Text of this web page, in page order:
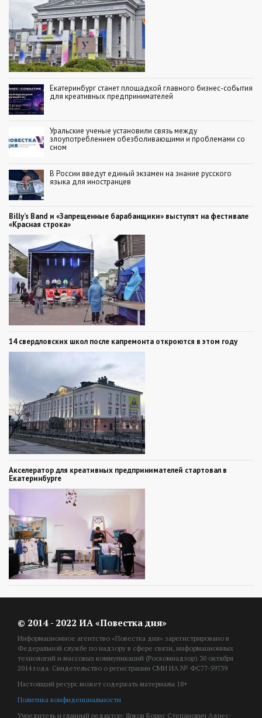
Екатеринбург станет площадкой главного бизнес-события
для креативных предпринимателей
Уральские ученые установили связь между
злоупотреблением обезболивающими и проблемами со
сном
В России введут единый экзамен на знание русского
языка для иностранцев
Billy’s Band и «Запрещенные барабанщики» выступят на фестивале
«Красная строка»
14 свердловских школ после капремонта откроются в этом году
Акселератор для креативных предпринимателей стартовал в
Екатеринбурге
© 2014 - 2022 ИА «Повестка дня»
Информационное агентство «Повестка дня» зарегистрировано в
Федеральной службе по надзору в сфере связи, информационных
технологий и массовых коммуникаций (Роскомнадзор) 30 октября
2014 года. Свидетельство о регистрации СМИ ИА № ФС77-59739
Настоящий ресурс может содержать материалы 18+
Политика конфиденциальности
Учредитель и главный редактор: Ярков Борис Степанович Адрес: